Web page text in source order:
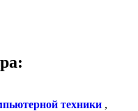
техники ,